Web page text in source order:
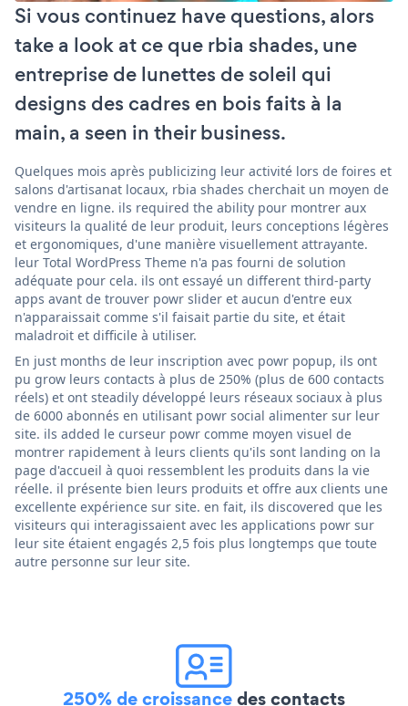
Si vous continuez have questions, alors
take a look at ce que rbia shades, une
entreprise de lunettes de soleil qui
designs des cadres en bois faits à la
main, a seen in their business.
Quelques mois après publicizing leur activité lors de foires et
salons d'artisanat locaux, rbia shades cherchait un moyen de
vendre en ligne. ils required the ability pour montrer aux
visiteurs la qualité de leur produit, leurs conceptions légères
et ergonomiques, d'une manière visuellement attrayante.
leur Total WordPress Theme n'a pas fourni de solution
adéquate pour cela. ils ont essayé un different third-party
apps avant de trouver powr slider et aucun d'entre eux
n'apparaissait comme s'il faisait partie du site, et était
maladroit et difficile à utiliser.
En just months de leur inscription avec powr popup, ils ont
pu grow leurs contacts à plus de 250% (plus de 600 contacts
réels) et ont steadily développé leurs réseaux sociaux à plus
de 6000 abonnés en utilisant powr social alimenter sur leur
site. ils added le curseur powr comme moyen visuel de
montrer rapidement à leurs clients qu'ils sont landing on la
page d'accueil à quoi ressemblent les produits dans la vie
réelle. il présente bien leurs produits et offre aux clients une
excellente expérience sur site. en fait, ils discovered que les
visiteurs qui interagissaient avec les applications powr sur
leur site étaient engagés 2,5 fois plus longtemps que toute
autre personne sur leur site.
250% de croissancedes contacts